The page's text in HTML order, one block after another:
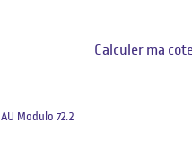
Calculer ma
Modulo 72.2